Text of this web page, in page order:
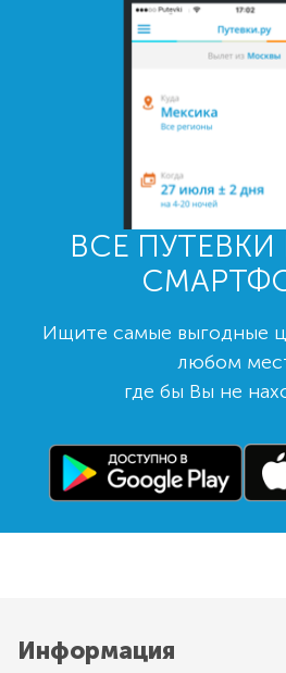
ВСЕ
Ищите самые выгодные
любом
где бы Вы не
Информация